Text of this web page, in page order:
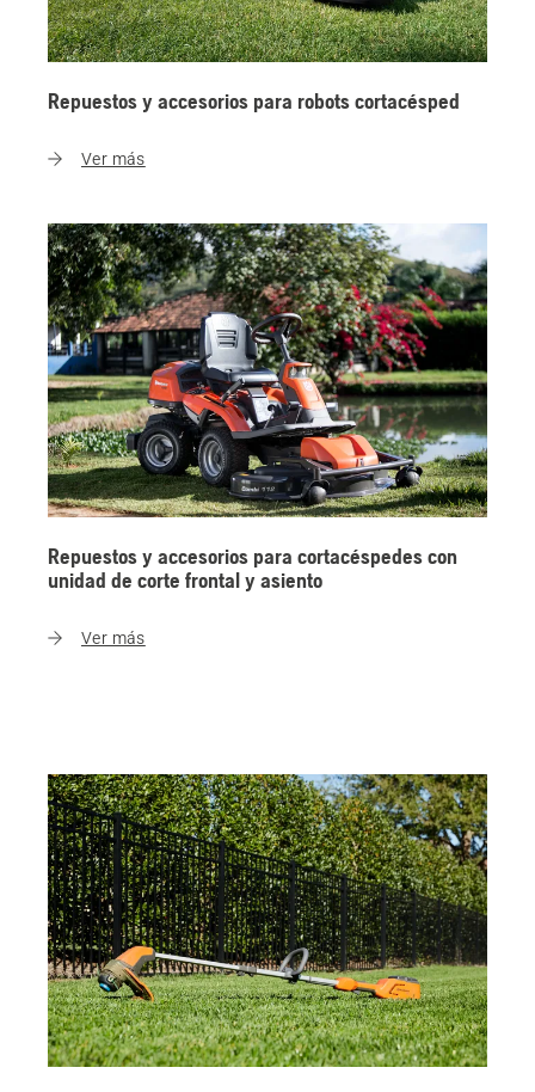
Repuestos y accesorios para robots cortacésped
Ver más
Repuestos y accesorios para cortacéspedes con
unidad de corte frontal y asiento
Ver más